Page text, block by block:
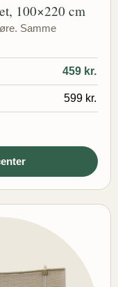
100×220 cm
Samme
459 kr.
599 kr.